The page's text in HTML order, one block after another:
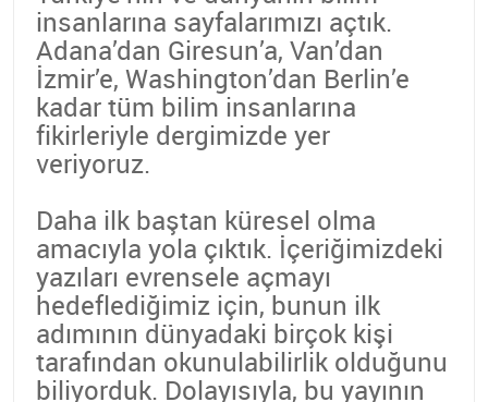
insanlarına sayfalarımızı açtık.
Adana’dan Giresun’a, Van’dan
İzmir’e, Washington’dan Berlin’e
kadar tüm bilim insanlarına
fikirleriyle dergimizde yer
veriyoruz.
Daha ilk baştan küresel olma
amacıyla yola çıktık. İçeriğimizdeki
yazıları evrensele açmayı
hedeflediğimiz için, bunun ilk
adımının dünyadaki birçok kişi
tarafından okunulabilirlik olduğunu
biliyorduk. Dolayısıyla, bu yayının